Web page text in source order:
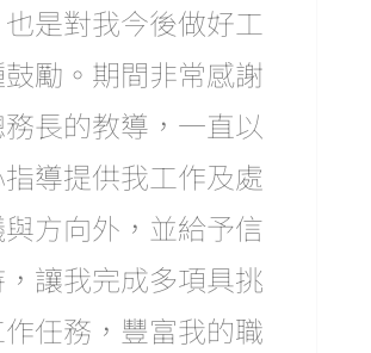
是對我今後做好工
勵。期間非常感謝
長的教導，一直以
導提供我工作及處
方向外，並給予信
讓我完成多項具挑
任務，豐富我的職